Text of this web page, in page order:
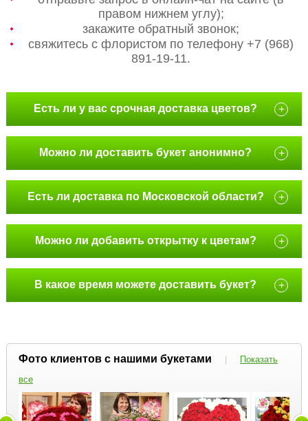
правом нижнем углу);
закажите обратный звонок;
свяжитесь с флористом по телефону +7 (968)
891-19-11.
Есть ли у вас срочная доставка цветов? +
Можно ли доставить букет анонимно? +
Есть ли доставка по Московской области? +
Можно ли добавить открытку к цветам? +
В какое время можете доставить букет? +
Фото клиентов с нашими букетами |
Показать
все